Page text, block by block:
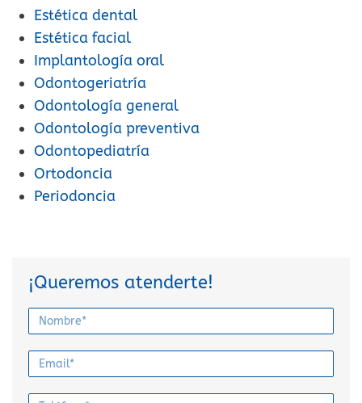
Estética dental
Estética facial
Implantología oral
Odontogeriatría
Odontología general
Odontología preventiva
Odontopediatría
Ortodoncia
Periodoncia
¡Queremos atenderte!